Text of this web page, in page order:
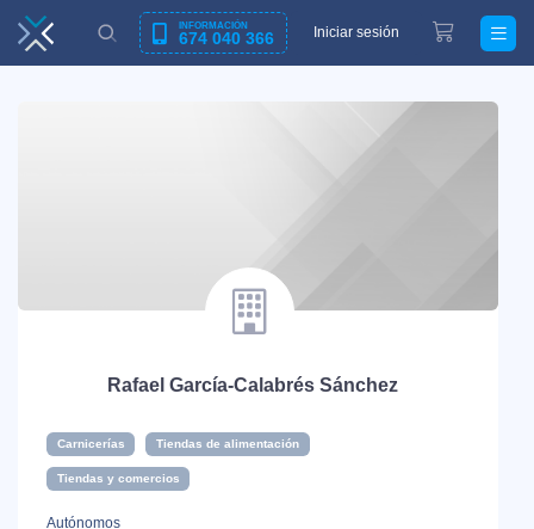
INFORMACIÓN
674 040 366 Iniciar sesión
Rafael García-Calabrés Sánchez
Carnicerías Tiendas de alimentación
Tiendas y comercios
Autónomos